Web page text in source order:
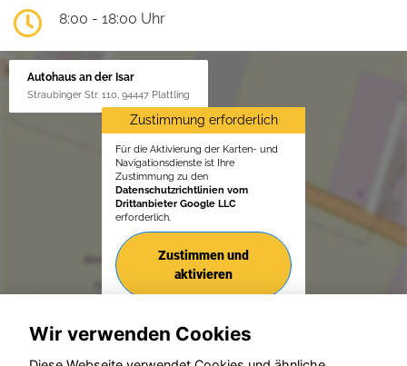
8:00 - 18:00 Uhr
Autohaus an der Isar
Straubinger Str. 110, 94447 Plattling
Zustimmung erforderlich
Für die Aktivierung der Karten- und
Navigationsdienste ist Ihre
Zustimmung zu den
Datenschutzrichtlinien vom
Drittanbieter Google LLC
erforderlich.
Zustimmen und
aktivieren
Wir verwenden Cookies